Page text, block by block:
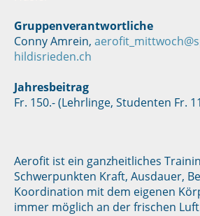
Gruppenverantwortliche
Conny Amrein,
hildisrieden.ch
Jahresbeitrag
Fr. 150.- (Lehrlinge, Studenten Fr.
Aerofit ist ein ganzheitliches
Schwerpunkten Kraft, Ausdauer,
Koordination mit dem eigenen
immer möglich an der frischen